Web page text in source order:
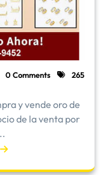
0 Comments
265
y vende oro de
de la venta por